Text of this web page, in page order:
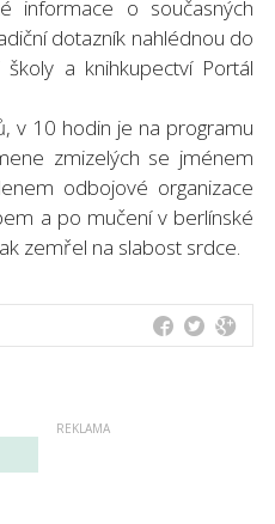
informace o současných
dotazník nahlédnou do
a knihkupectví Portál
v 10 hodin je na programu
zmizelých se jménem
odbojové organizace
a po mučení v berlínské
zemřel na slabost srdce.